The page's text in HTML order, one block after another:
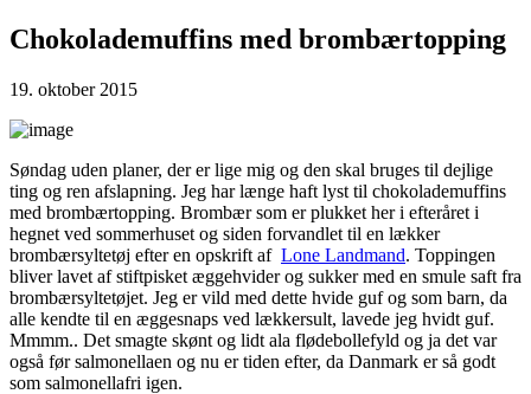
Chokolademuffins med brombærtopping
19. oktober 2015
Søndag uden planer, der er lige mig og den skal bruges til dejlige
ting og ren afslapning. Jeg har længe haft lyst til chokolademuffins
med brombærtopping. Brombær som er plukket her i efteråret i
hegnet ved sommerhuset og siden forvandlet til en lækker
brombærsyltetøj efter en opskrift af Lone Landmand. Toppingen
bliver lavet af stiftpisket æggehvider og sukker med en smule saft fra
brombærsyltetøjet. Jeg er vild med dette hvide guf og som barn, da
alle kendte til en æggesnaps ved lækkersult, lavede jeg hvidt guf.
Mmmm.. Det smagte skønt og lidt ala flødebollefyld og ja det var
også før salmonellaen og nu er tiden efter, da Danmark er så godt
som salmonellafri igen.